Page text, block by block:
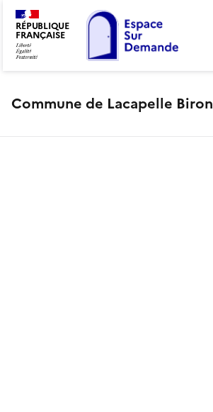
RÉPUBLIQUE
FRANÇAISE
Commune de Lacapelle Biron